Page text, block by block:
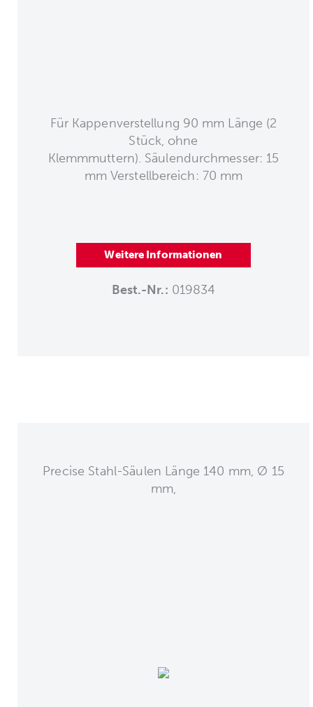
Für Kappenverstellung 90 mm Länge (2
Stück, ohne
Klemmmuttern). Säulendurchmesser: 15
mm Verstellbereich: 70 mm
Weitere Informationen
Best.-Nr.: 019834
Precise Stahl-Säulen Länge 140 mm, Ø 15
mm,